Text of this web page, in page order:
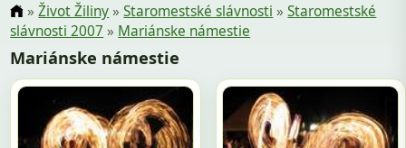
»Život Žiliny»Staromestské slávnosti »Staromestské
slávnosti 2007 » Mariánske námestie
Mariánske námestie